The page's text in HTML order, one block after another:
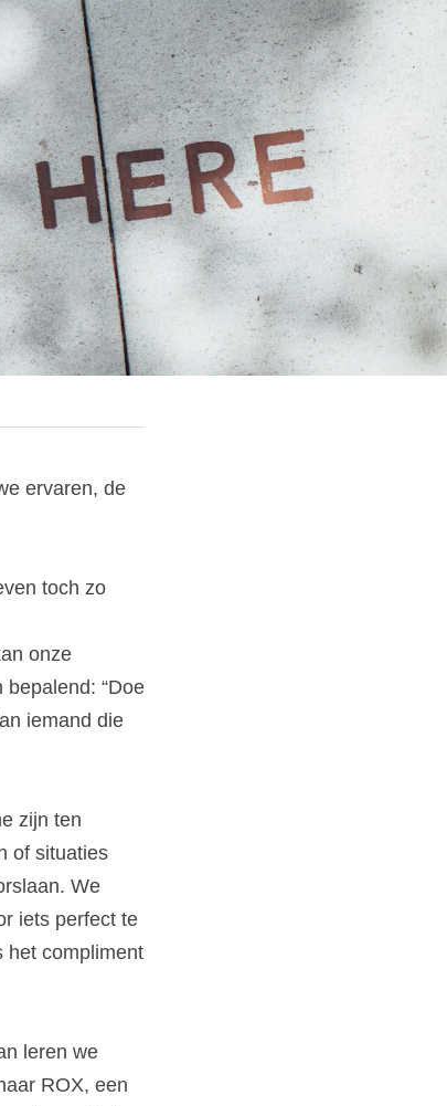
ervaren, de
toch zo
onze
“Doe
iemand die
zijn ten
of situaties
We
iets perfect te
het compliment
leren we
ROX, een